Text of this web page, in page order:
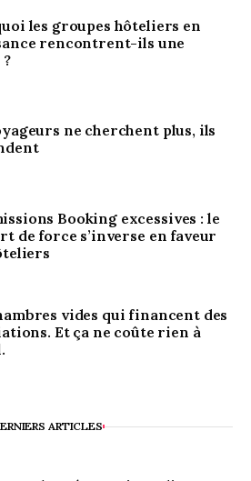
les groupes hôteliers en
rencontrent-ils une
ne cherchent plus, ils
Booking excessives : le
de force s’inverse en faveur
vides qui financent des
Et ça ne coûte rien à
ARTICLES